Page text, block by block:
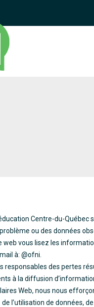
Centre-du-
ou des données
web vous lisez les
à: @ofni.
responsables des pertes
à la diffusion
Web, nous nous
l’utilisation de données,